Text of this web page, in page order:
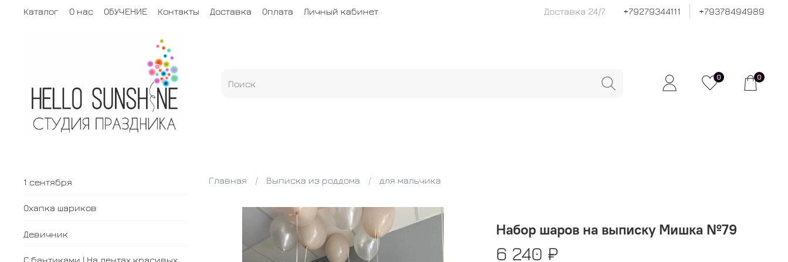
Каталог О нас ОБУЧЕНИЕ Контакты Доставка Оплата Личный кабинет Доставка 24/7 +79279344111 +79378494989
0 0
Главная Выписка из роддома для мальчика
Набор шаров на выписку Мишка №79
6 240 ₽
1 сентября
Охапка шариков
Девичник
С бантиками | На лентах красивых